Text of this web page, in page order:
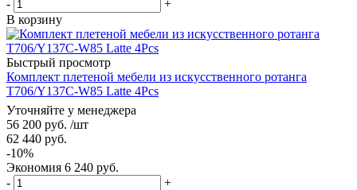
-
+
В корзину
Быстрый просмотр
Комплект плетеной мебели из искусственного ротанга
T706/Y137C-W85 Latte 4Pcs
Уточняйте у менеджера
56 200 руб. /шт
62 440 руб.
-10%
Экономия 6 240 руб.
-
+